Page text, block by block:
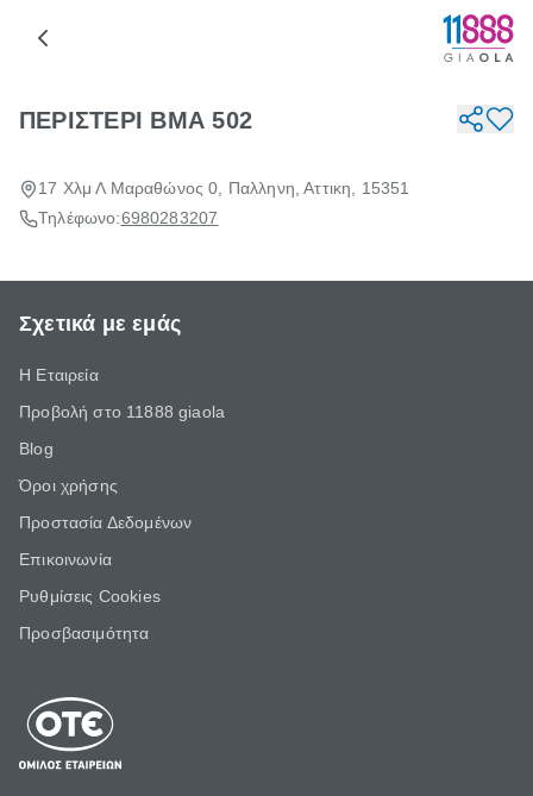
ΠΕΡΙΣΤΕΡΙ ΒΜΑ 502
17 Χλμ Λ Μαραθώνος 0, Παλληνη, Αττικη, 15351
Τηλέφωνο:6980283207
Σχετικά με εμάς
Η Εταιρεία
Προβολή στο 11888 giaola
Blog
Όροι χρήσης
Προστασία Δεδομένων
Επικοινωνία
Ρυθμίσεις Cookies
Προσβασιμότητα